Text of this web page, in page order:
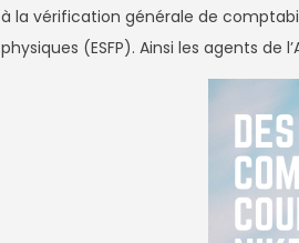
à la vérification générale de
physiques (ESFP). Ainsi les agents de